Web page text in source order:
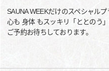
SAUNA WEEKだけのスペシャルプ
心も 身体 もスッキリ「ととのう
ご予約お待ちしております。